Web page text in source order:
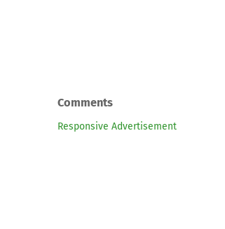
Comments
Responsive Advertisement